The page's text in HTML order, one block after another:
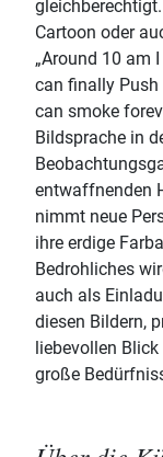
Cartoon oder
„Around 10 am I
can finally Push
can smoke
Bildsprache in
entwaffnenden
nimmt neue
ihre erdige
Bedrohliches
auch als
diesen Bildern,
liebevollen
große